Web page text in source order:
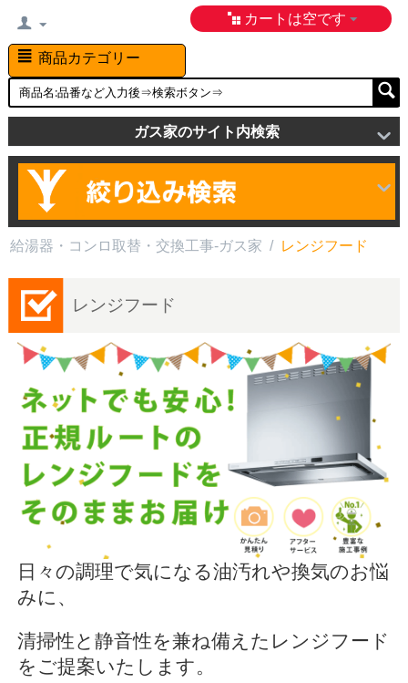
カートは空です
商品カテゴリー
ガス家のサイト内検索
給湯器・コンロ取替・交換工事-ガス家 / レンジフード
レンジフード
日々の調理で気になる油汚れや換気のお悩
みに、
清掃性と静音性を兼ね備えたレンジフード
をご提案いたします。